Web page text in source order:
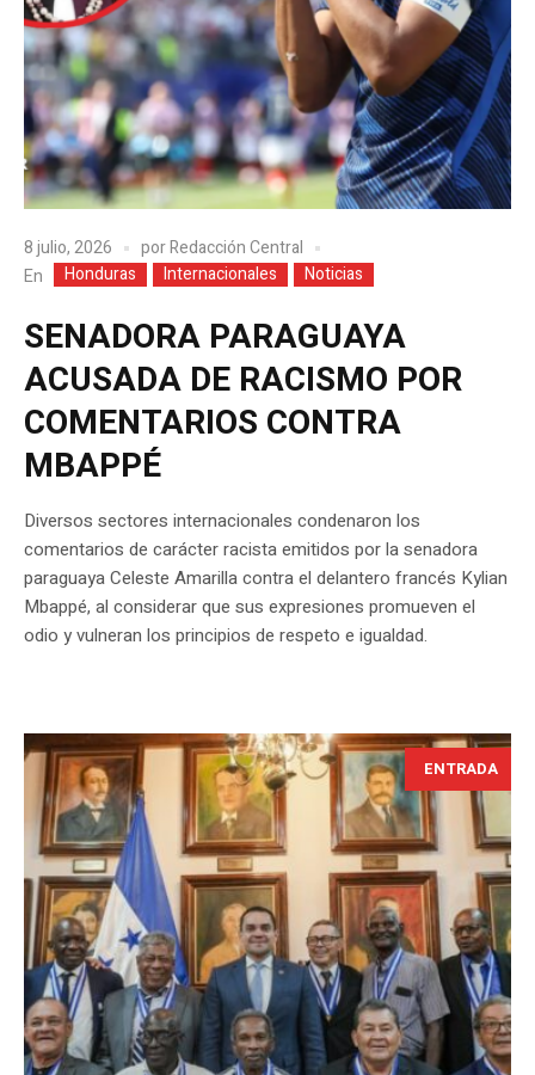
8 julio, 2026 porRedacción Central
En
Honduras Internacionales Noticias
SENADORA PARAGUAYA
ACUSADA DE RACISMO POR
COMENTARIOS CONTRA
MBAPPÉ
Diversos sectores internacionales condenaron los
comentarios de carácter racista emitidos por la senadora
paraguaya Celeste Amarilla contra el delantero francés Kylian
Mbappé, al considerar que sus expresiones promueven el
odio y vulneran los principios de respeto e igualdad.
ENTRADA